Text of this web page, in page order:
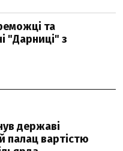
та
"Дарниці" з
державі
палац вартістю